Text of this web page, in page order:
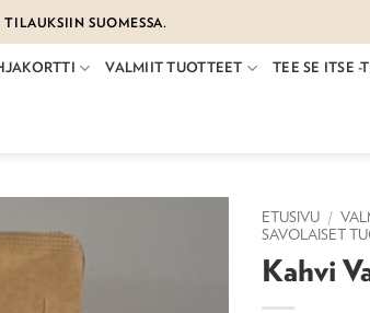
SUOMESSA.
VALMIIT TUOTTEET TEE SE ITSE -
ETUSIVU /
SAVOLAISET
Kahvi